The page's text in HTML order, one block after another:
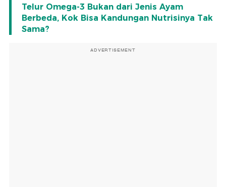
Telur Omega-3 Bukan dari Jenis Ayam
Berbeda, Kok Bisa Kandungan Nutrisinya Tak
Sama?
ADVERTISEMENT